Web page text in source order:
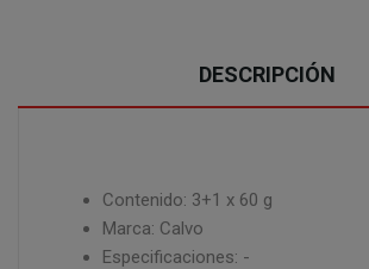
DESCRIPCIÓN
Contenido: 3+1 x 60 g
Marca: Calvo
Especificaciones: -